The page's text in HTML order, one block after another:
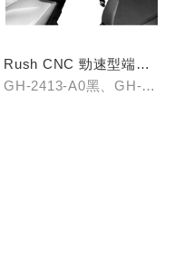
Rush CNC 勁速型端子
藍鏡(黑/銀/鈦)
GH-2413-A0黑、GH-